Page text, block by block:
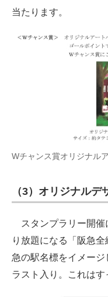
当たります。
Wチャンス賞オリジナル
（3）オリジナルデ
スタンプラリー開催
り放題になる「阪急
急の駅名標をイメー
ラスト入り。これはす